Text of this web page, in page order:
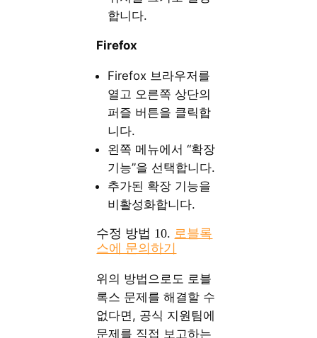
합니다.
Firefox
Firefox 브라우저를
열고 오른쪽 상단의
퍼즐 버튼을 클릭합
니다.
왼쪽 메뉴에서 “확장
기능”을 선택합니다.
추가된 확장 기능을
비활성화합니다.
수정 방법 10. 로블록
스에 문의하기
위의 방법으로도 로블
록스 문제를 해결할 수
없다면, 공식 지원팀에
문제를 직접 보고하는